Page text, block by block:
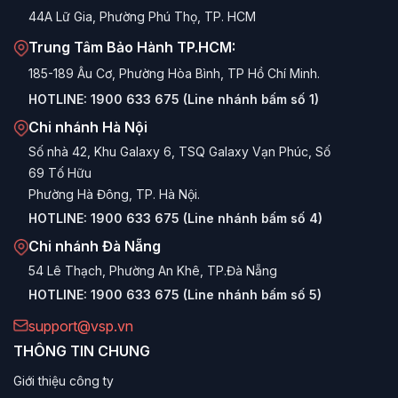
gàng trong case.
Ưu điểm nổi bật của MEGAMAX Series
Hiệu suất 80 Plus Bronze:
Đạt hiệu suất chuyển đổi
năng lượng >85% ở mức tải 50%, giúp tiết kiệm tiền
điện đáng kể so với nguồn thường.
Hoạt động êm ái:Trang bị quạt làm mát 120mm với
trục Hydraulic Bearing, tự động điều chỉnh tốc độ quay
theo nhiệt độ, đảm bảo nguồn luôn mát mà không gây
ồn.
Công suất thực (True Power):
suất thực trên nhãn, giúp người dùng an tâm khi lựa
chọn cho các cấu hình ngốn điện.
Tương thích rộng rãi:
ATX, CPU 8-pin, PCIe 6+2 pin, SATA theo chuẩn mới
nhất, hỗ trợ tốt cho các mainboard và card đồ họa hiện
44A Lữ Gia, Phường Phú Thọ, TP. HCM
Trung Tâm Bảo Hành TP.HCM:
185-189 Âu Cơ, Phường Hòa Bình, TP Hồ Chí Minh.
HOTLINE: 1900 633 675 (Line nhánh bấm số 1)
Chi nhánh Hà Nội
Số nhà 42, Khu Galaxy 6, TSQ Galaxy Vạn Phúc, Số
69 Tố Hữu
Phường Hà Đông, TP. Hà Nội.
HOTLINE: 1900 633 675 (Line nhánh bấm số 4)
Chi nhánh Đà Nẵng
54 Lê Thạch, Phường An Khê, TP.Đà Nẵng
HOTLINE: 1900 633 675 (Line nhánh bấm số 5)
support@vsp.vn
THÔNG TIN CHUNG
Giới thiệu công ty